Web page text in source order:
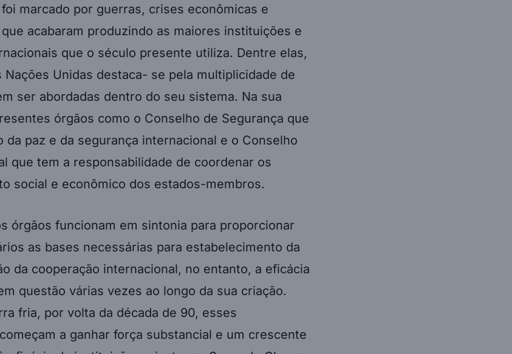
marcado por guerras, crises econômicas e
acabaram produzindo as maiores instituições e
que o século presente utiliza. Dentre elas,
Nações Unidas destaca- se pela multiplicidade de
ser abordadas dentro do seu sistema. Na sua
órgãos como o Conselho de Segurança que
da paz e da segurança internacional e o Conselho
que tem a responsabilidade de coordenar os
social e econômico dos estados-membros.
órgãos funcionam em sintonia para proporcionar
as bases necessárias para estabelecimento da
da cooperação internacional, no entanto, a eficácia
questão várias vezes ao longo da sua criação.
fria, por volta da década de 90, esses
a ganhar força substancial e um crescente